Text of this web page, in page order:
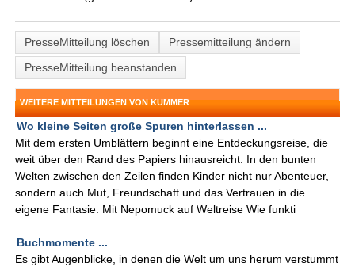
PresseMitteilung löschen
Pressemitteilung ändern
PresseMitteilung beanstanden
WEITERE MITTEILUNGEN VON KUMMER
Wo kleine Seiten große Spuren hinterlassen ...
Mit dem ersten Umblättern beginnt eine Entdeckungsreise, die
weit über den Rand des Papiers hinausreicht. In den bunten
Welten zwischen den Zeilen finden Kinder nicht nur Abenteuer,
sondern auch Mut, Freundschaft und das Vertrauen in die
eigene Fantasie. Mit Nepomuck auf Weltreise Wie funkti
Buchmomente ...
Es gibt Augenblicke, in denen die Welt um uns herum verstummt